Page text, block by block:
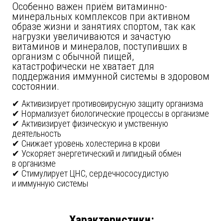
Особенно важен приём витаминно-
минеральных комплексов при активном
образе жизни и занятиях спортом, так как
нагрузки увеличиваются и зачастую
витаминов и минералов, поступивших в
организм с обычной пищей,
катастрофически не хватает для
поддержания иммунной системы в здоровом
состоянии.
Активизирует противовирусную защиту организма
Нормализует биологические процессы в организме
Активизирует физическую и умственную
деятельность
Снижает уровень холестерина в крови
Ускоряет энергетический и липидный обмен
в организме
Стимулирует ЦНС, сердечнососудистую
и иммунную системы